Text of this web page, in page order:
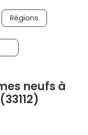
Régions
neufs à